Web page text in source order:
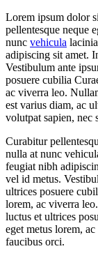
Lorem ipsum dolor
pellentesque neque
nunc vehicula
adipiscing sit amet.
Vestibulum ante
posuere cubilia
ac viverra leo.
est varius diam, ac
volutpat sapien, nec
Curabitur
nulla at nunc
feugiat nibh
vel id metus.
ultrices posuere
lorem, ac viverra
luctus et ultrices
eget metus lorem,
faucibus orci.